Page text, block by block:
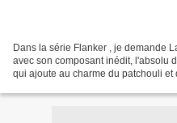
Dans la série Flanker , je demande
avec son composant inédit, l'absolu
qui ajoute au charme du patchouli et